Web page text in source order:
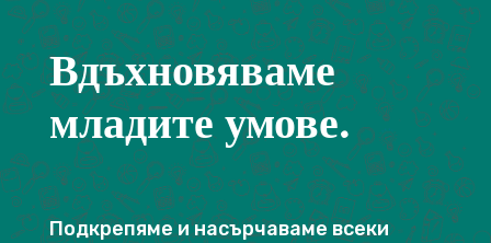
Вдъхновяваме
младите умове.
Подкрепяме и насърчаваме всеки